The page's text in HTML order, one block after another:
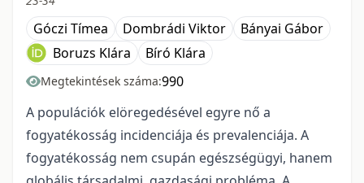
Góczi Tímea Dombrádi Viktor
Bányai Gábor
Boruzs Klára
Bíró Klára
Megtekintések száma:990
A populációk elöregedésével egyre nő a
fogyatékosság incidenciája és prevalenciája. A
fogyatékosság nem csupán egészségügyi, hanem